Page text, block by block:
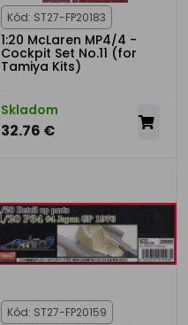
Kód: ST27-FP20183
1:20 McLaren MP4/4 -
Cockpit Set No.11 (for
Tamiya Kits)
Skladom
32.76 €
Kód: ST27-FP20159